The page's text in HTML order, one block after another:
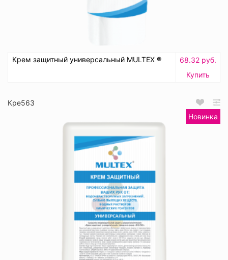
Крем защитный универсальный MULTEX ®
68.32 руб.
Купить
Кре563
Новинка